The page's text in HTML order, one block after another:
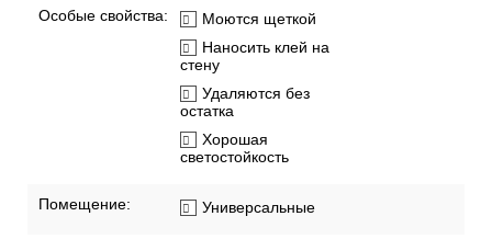
Особые свойства:
Моются щеткой
Наносить клей на
стену
Удаляются без
остатка
Хорошая
светостойкость
Помещение: Универсальные